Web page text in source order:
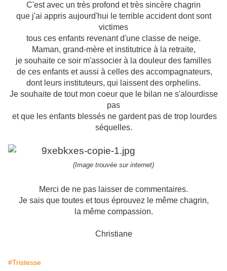
C'est avec un très profond et très sincère chagrin
que j'ai appris aujourd'hui le terrible accident dont sont
victimes
tous ces enfants revenant d'une classe de neige.
Maman, grand-mère et institutrice à la retraite,
je souhaite ce soir m'associer à la douleur des familles
de ces enfants et aussi à celles des accompagnateurs,
dont leurs instituteurs, qui laissent des orphelins.
Je souhaite de tout mon coeur que le bilan ne s'alourdisse
pas
et que les enfants blessés ne gardent pas de trop lourdes
séquelles.
(Image trouvée sur internet)
Merci de ne pas laisser de commentaires.
Je sais que toutes et tous éprouvez le même chagrin,
a même compassion.
Christiane
#Tristesse